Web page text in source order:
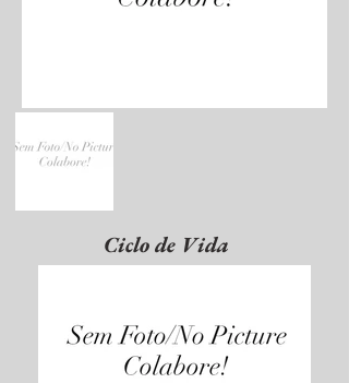
Ciclo de Vida